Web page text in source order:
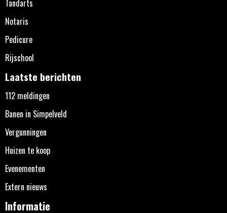
Tandarts
Notaris
Pedicure
Rijschool
Laatste berichten
112 meldingen
Banen in Simpelveld
Vergunningen
Huizen te koop
Evenementen
Extern nieuws
Informatie